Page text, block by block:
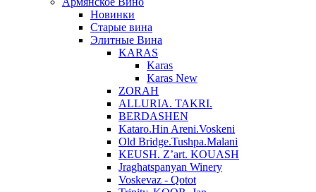
Новинки
Старые вина
Элитные Вина
KARAS
Karas
Karas New
ZORAH
ALLURIA. TAKRI.
BERDASHEN
Kataro.Hin Areni.Voskeni
Old Bridge.Tushpa.Malani
KEUSH. Z’art. KOUASH
Jraghatspanyan Winery
Voskevaz - Qotot